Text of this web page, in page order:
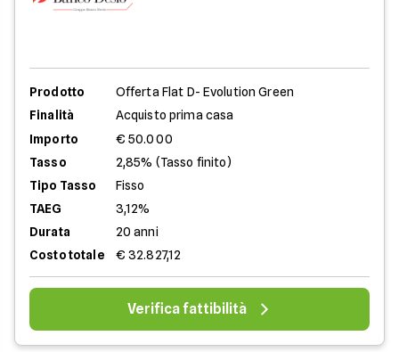
Prodotto
Offerta Flat D- Evolution Green
Finalità
Acquisto prima casa
Importo
€ 50.000
Tasso
2,85% (Tasso finito)
Tipo Tasso
Fisso
TAEG
3,12%
Durata
20 anni
Costo totale
€ 32.827,12
Verifica fattibilità